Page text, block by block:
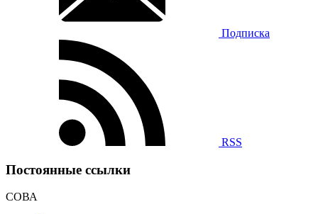
Подписка
RSS
Постоянные ссылки
СОВА